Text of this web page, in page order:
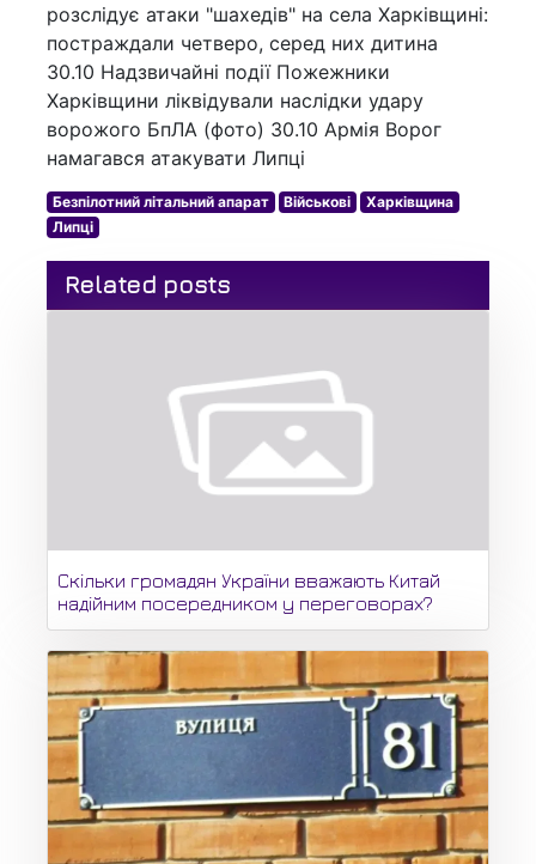
розслідує атаки "шахедів" на села Харківщині:
постраждали четверо, серед них дитина
30.10 Надзвичайні події Пожежники
Харківщини ліквідували наслідки удару
ворожого БпЛА (фото) 30.10 Армія Ворог
намагався атакувати Липці
Безпілотний літальний апарат Військові
Харківщина
Липці
Related posts
Скільки громадян України вважають Китай
надійним посередником у переговорах?